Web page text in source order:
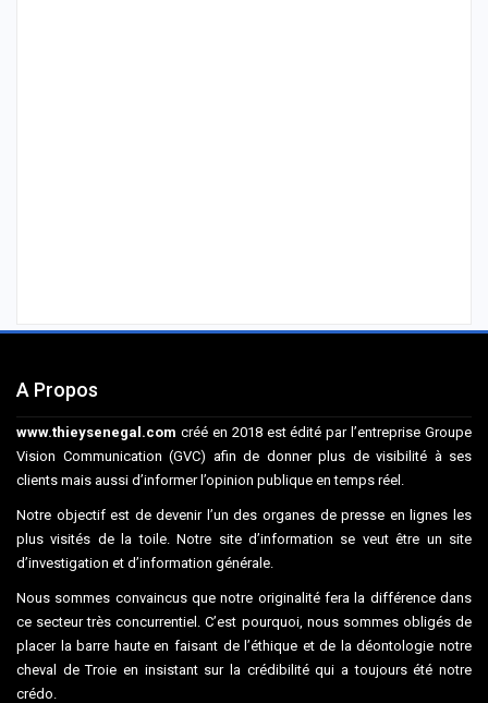
A Propos
www.thieysenegal.com créé en 2018 est édité par l’entreprise Groupe
Vision Communication (GVC) afin de donner plus de visibilité à ses
clients mais aussi d’informer l’opinion publique en temps réel.
Notre objectif est de devenir l’un des organes de presse en lignes les
plus visités de la toile. Notre site d’information se veut être un site
d’investigation et d’information générale.
Nous sommes convaincus que notre originalité fera la différence dans
ce secteur très concurrentiel. C’est pourquoi, nous sommes obligés de
placer la barre haute en faisant de l’éthique et de la déontologie notre
cheval de Troie en insistant sur la crédibilité qui a toujours été notre
crédo.